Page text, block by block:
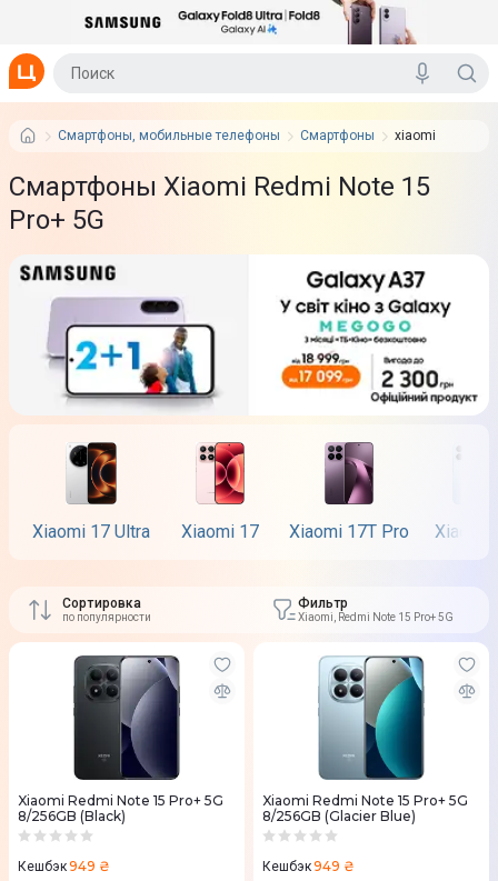
Смартфоны, мобильные телефоны Смартфоны xiaomi
Смартфоны Xiaomi Redmi Note 15
Pro+ 5G
Xiaomi 17 Ultra Xiaomi 17 Xiaomi 17T Pro Xiaomi
Сортировка
по популярности
Фильтр
Xiaomi, Redmi Note 15 Pro+ 5G
Xiaomi Redmi Note 15 Pro+ 5G
8/256GB (Black)
Кешбэк949 ₴
Xiaomi Redmi Note 15 Pro+ 5G
8/256GB (Glacier Blue)
Кешбэк949 ₴